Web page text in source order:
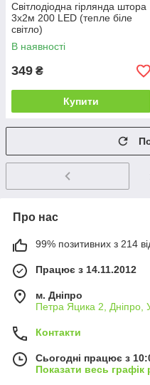
Світлодіодна гірлянда штора
3х2м 200 LED (тепле біле
світло)
В наявності
349 ₴
Купити
Про нас
99% позитивних з 214
Працює з 14.11.2012
м. Дніпро
Петра Яцика 2, Дніпро,
Контакти
Сьогодні працює з
Показати весь графік